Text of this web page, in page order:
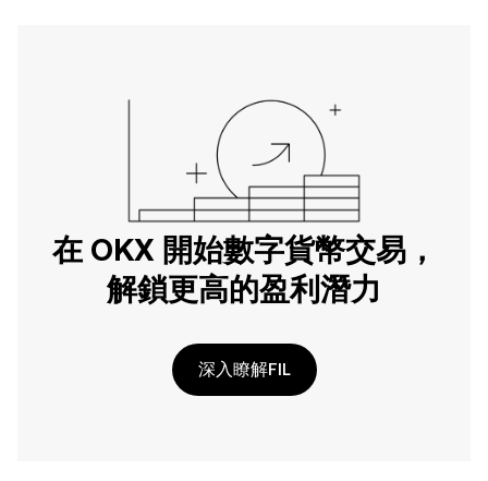
在 OKX 開始數字貨幣交易，
解鎖更高的盈利潛力
深入瞭解FIL